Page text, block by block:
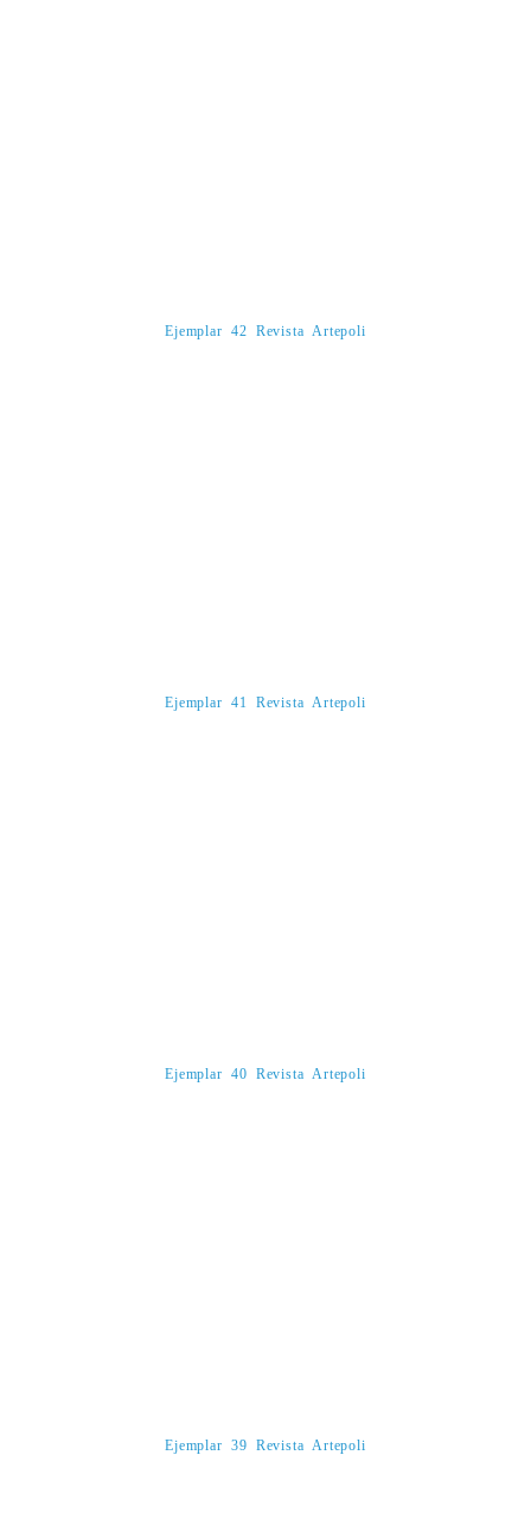
Ejemplar 42 Revista Artepoli
Ejemplar 41 Revista Artepoli
Ejemplar 40 Revista Artepoli
Ejemplar 39 Revista Artepoli